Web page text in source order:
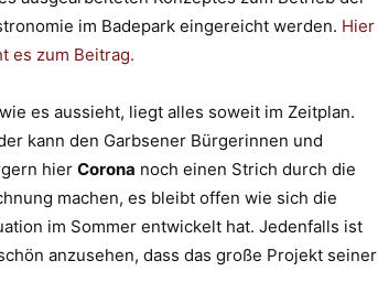
im Badepark eingereicht werden. Hier
es zum Beitrag.
es aussieht, liegt alles soweit im Zeitplan.
kann den Garbsener Bürgerinnen und
hier Corona noch einen Strich durch die
machen, es bleibt offen wie sich die
im Sommer entwickelt hat. Jedenfalls ist
anzusehen, dass das große Projekt seiner